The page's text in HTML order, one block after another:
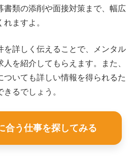
書類の添削や面接対策まで、幅広
ますよ。
を詳しく伝えることで、メンタル
を紹介してもらえます。また、
いても詳しい情報を得られるた
るでしょう。
合う仕事を探してみる